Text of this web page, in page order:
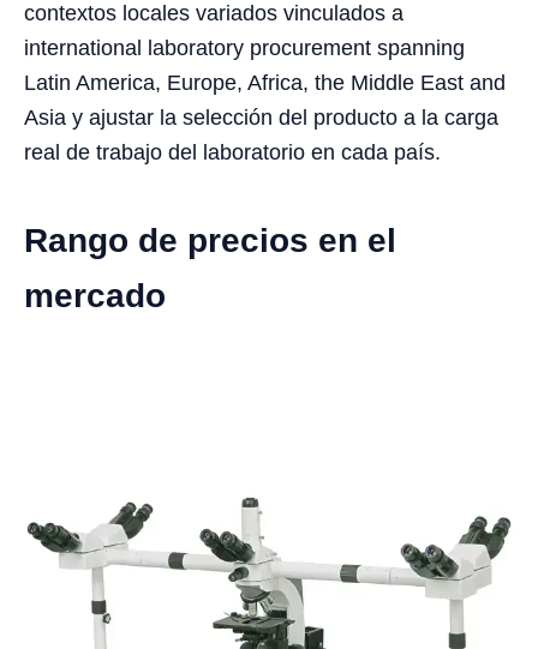
contextos locales variados vinculados a
international laboratory procurement spanning
Latin America, Europe, Africa, the Middle East and
Asia y ajustar la selección del producto a la carga
real de trabajo del laboratorio en cada país.
Rango de precios en el
mercado